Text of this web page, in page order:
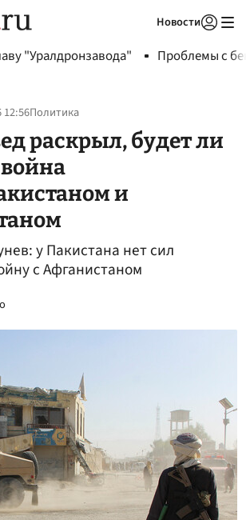
Новости
"Уралдронзавода" Проблемы с
12:56Политика
раскрыл, будет ли
и
у Пакистана нет сил
с Афганистаном